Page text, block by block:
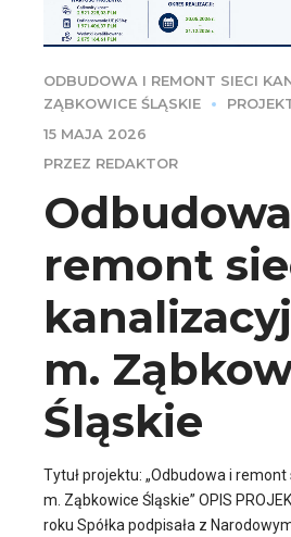
ODBUDOWA I REMONT SIECI
ZĄBKOWICE ŚLĄSKIE
15 MAJA 2026
PRZEZ REDAKTOR
remont
m.
Śląskie
Tytuł projektu: „Odbudowa i
m. Ząbkowice Śląskie” OPIS
roku Spółka podpisała z